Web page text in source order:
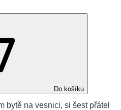
Do košíku
bytě na vesnici, si šest přátel